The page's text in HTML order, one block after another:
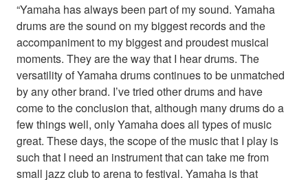
“Yamaha has always been part of my sound. Yamaha
drums are the sound on my biggest records and the
accompaniment to my biggest and proudest musical
moments. They are the way that I hear drums. The
versatility of Yamaha drums continues to be unmatched
by any other brand. I’ve tried other drums and have
come to the conclusion that, although many drums do a
few things well, only Yamaha does all types of music
great. These days, the scope of the music that I play is
such that I need an instrument that can take me from
small jazz club to arena to festival. Yamaha is that